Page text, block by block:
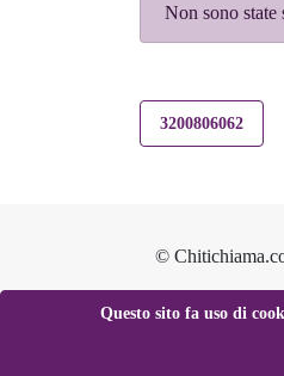
Non sono
3200806062
©
Questo sito fa uso di